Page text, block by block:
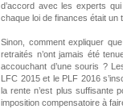
d’accord avec les experts
chaque loi de finances était un
Sinon, comment expliquer
retraités n’ont jamais été
accouchant d’une souris ?
LFC 2015 et le PLF 2016
la rente n’est plus suffisante
imposition compensatoire à